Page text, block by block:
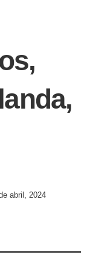
abril, 2024